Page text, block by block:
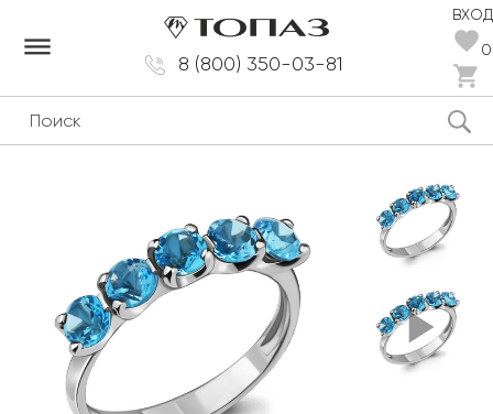
8 (800) 350-03-81
ВХОД
0
dehaze